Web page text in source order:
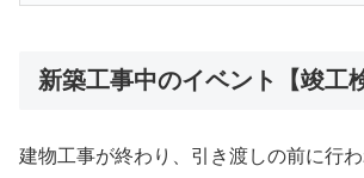
新築工事中のイベント【竣工
建物工事が終わり、引き渡しの前に行